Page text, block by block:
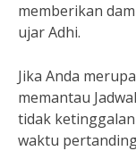
memberikan
ujar Adhi.
Jika Anda
memantau
tidak
waktu